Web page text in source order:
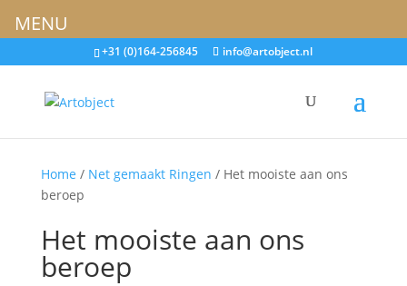
+31 (0)164-256845 info@artobject.nl
Home / Net gemaakt Ringen / Het mooiste aan ons
beroep
Het mooiste aan ons
beroep
MENU